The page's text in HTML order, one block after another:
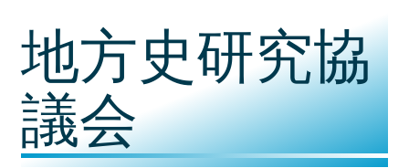
地方史研究協
議会